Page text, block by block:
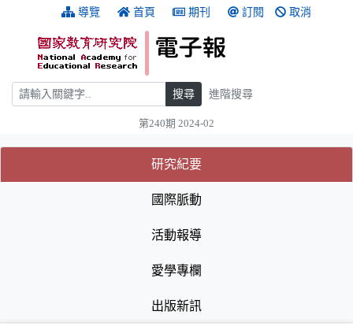
跳到主要內容 導覽 首頁 期刊 訂閱 取消
搜尋 搜尋 進階搜尋
第240期 2024-02
:::
研究紀要(目前選取的頁籤)
(目前選取的頁籤)
國際脈動
活動報導
愛學專欄
出版新訊